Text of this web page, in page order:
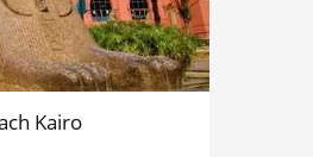
Kairo